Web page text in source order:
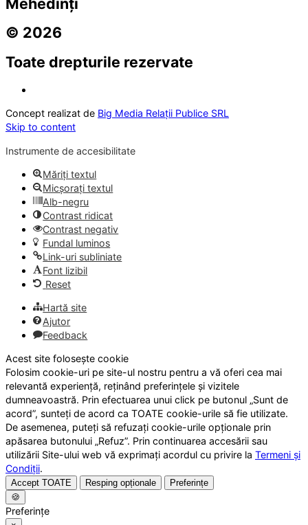
© 2026
Toate drepturile rezervate
Concept realizat de Big Media Relații Publice SRL
Skip to content
Instrumente de accesibilitate
Măriți textul
Micșorați textul
Alb-negru
Contrast ridicat
Contrast negativ
Fundal luminos
Link-uri subliniate
Font lizibil
Reset
Hartă site
Ajutor
Feedback
Acest site folosește cookie
Folosim cookie-uri pe site-ul nostru pentru a vă oferi cea mai
relevantă experiență, reținând preferințele și vizitele
dumneavoastră. Prin efectuarea unui click pe butonul „Sunt de
acord”, sunteți de acord ca TOATE cookie-urile să fie utilizate.
De asemenea, puteți să refuzați cookie-urile opționale prin
apăsarea butonului „Refuz”. Prin continuarea accesării sau
utilizării Site-ului web vă exprimați acordul cu privire la Termeni și
Condiții.
Accept TOATE Resping opționale
Preferințe
🍪
Preferințe